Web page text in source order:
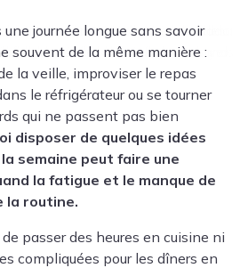
journée longue sans savoir
souvent de la même manière :
la veille, improviser le repas
le réfrigérateur ou se tourner
qui ne passent pas bien
disposer de quelques idées
semaine peut faire une
la fatigue et le manque de
la routine.
passer des heures en cuisine ni
compliquées pour les dîners en